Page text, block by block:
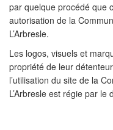
par quelque procédé que
autorisation de la
L’Arbresle.
Les logos, visuels et
propriété de leur
l’utilisation du site de la
L’Arbresle est régie par le